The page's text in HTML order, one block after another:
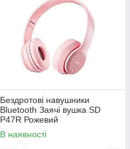
Бездротові навушники
Bluetooth Заячі вушка SD
P47R Рожевий
В наявності